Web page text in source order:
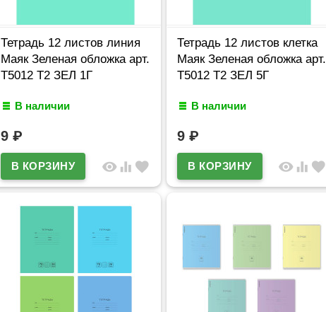
Тетрадь 12 листов линия
Маяк Зеленая обложка арт.
Т5012 Т2 ЗЕЛ 1Г
В наличии
9 ₽
visibility equalizer favorite
Тетрадь 12 листов клетка
Маяк Зеленая обложка арт.
Т5012 Т2 ЗЕЛ 5Г
В наличии
9 ₽
visibility equalizer favorite